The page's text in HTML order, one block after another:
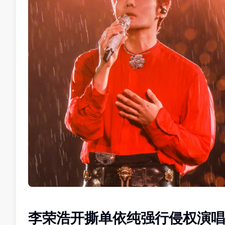
李荣浩开撕单依纯强行侵权演